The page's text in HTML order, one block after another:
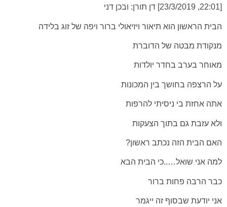
[22:01, 23/3/2019] דן תורן: ובכן דני
הבית הראשון הוא תיאור ויזיאולי ברור ויפה של זוג בלידה
מנקודת מבטה של הדוברת
מאוחר בערב בחדר יולדות
על הרצפה בחושך בין המכונות
אתה אחזת בי ניסיתי להרפות
ולא עזבת גם בתוך הצעקות
האם הבית הזה נכתב ראשון?
למה אני שואל…..כי הבית הבא
כבר הרבה פחות ברור
אני יודעת שבסוף זה ייגמר